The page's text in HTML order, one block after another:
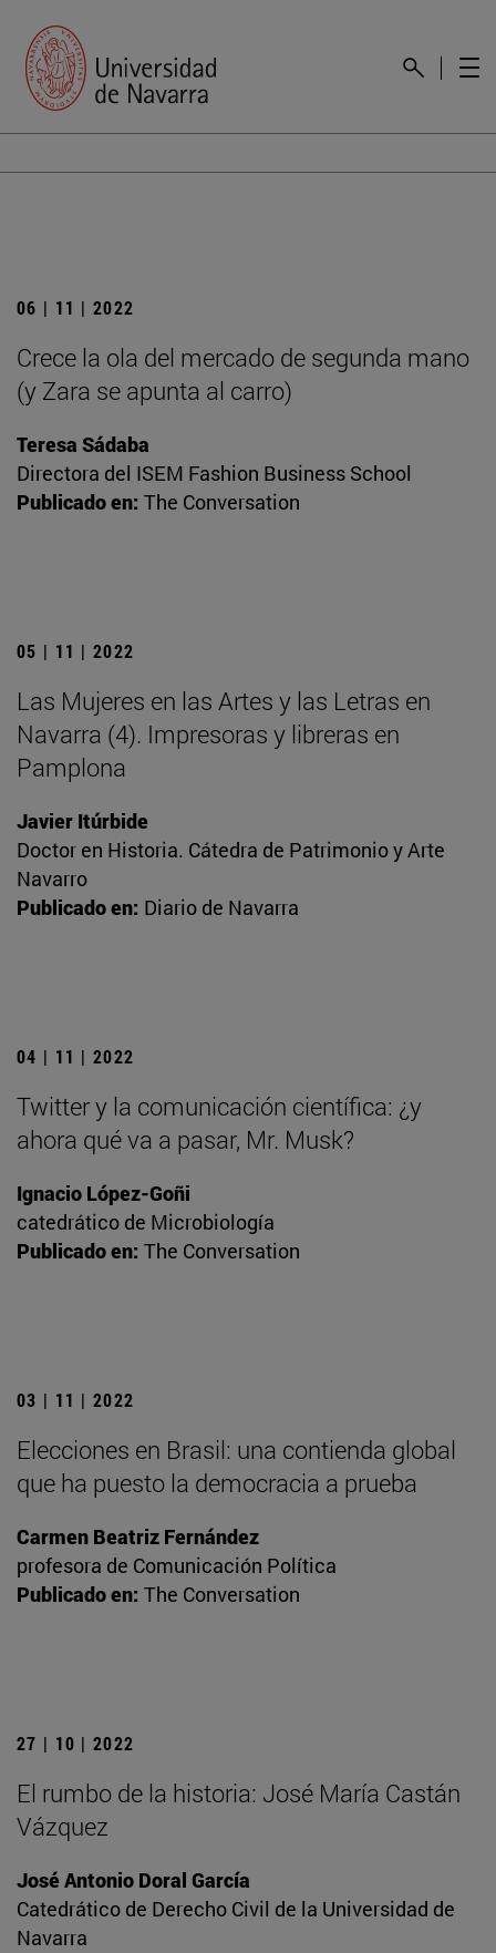
06 | 11 | 2022
Crece la ola del mercado de segunda mano
(y Zara se apunta al carro)
Teresa Sádaba
Directora del ISEM Fashion Business School
Publicado en: The Conversation
05 | 11 | 2022
Las Mujeres en las Artes y las Letras en
Navarra (4). Impresoras y libreras en
Pamplona
Javier Itúrbide
Doctor en Historia. Cátedra de Patrimonio y Arte
Navarro
Publicado en: Diario de Navarra
04 | 11 | 2022
Twitter y la comunicación científica: ¿y
ahora qué va a pasar, Mr. Musk?
Ignacio López-Goñi
catedrático de Microbiología
Publicado en: The Conversation
03 | 11 | 2022
Elecciones en Brasil: una contienda global
que ha puesto la democracia a prueba
Carmen Beatriz Fernández
profesora de Comunicación Política
Publicado en: The Conversation
27 | 10 | 2022
El rumbo de la historia: José María Castán
Vázquez
José Antonio Doral García
Catedrático de Derecho Civil de la Universidad de
Navarra